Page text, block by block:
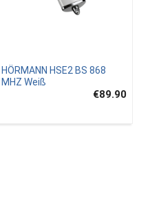
HÖRMANN HSE2 BS 868
MHZ Weiß
€89.90